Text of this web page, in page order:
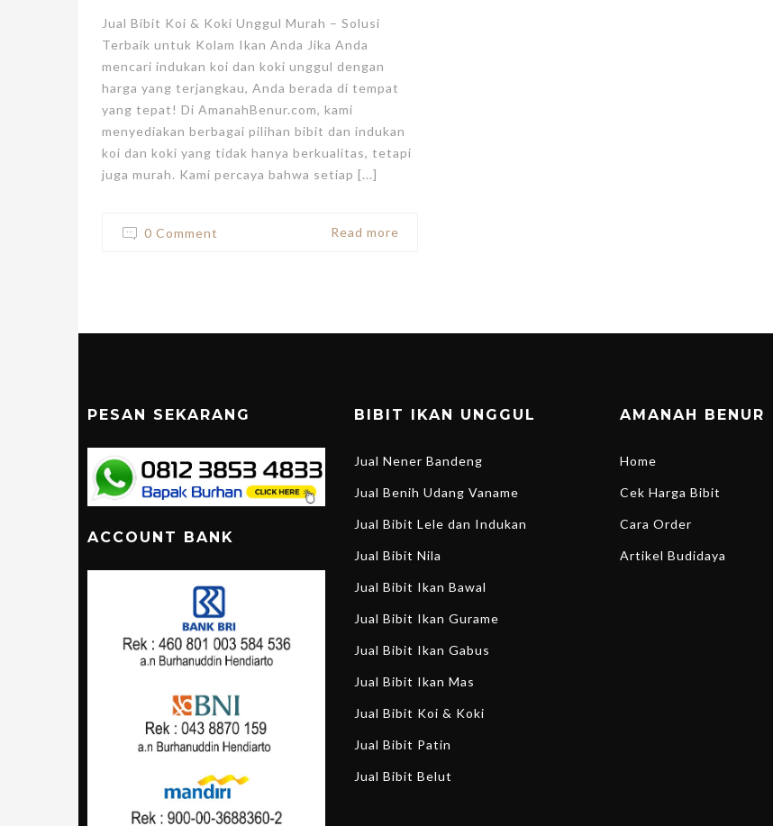
Jual Bibit Koi & Koki Unggul Murah – Solusi
Terbaik untuk Kolam Ikan Anda Jika Anda
mencari indukan koi dan koki unggul dengan
harga yang terjangkau, Anda berada di tempat
yang tepat! Di AmanahBenur.com, kami
menyediakan berbagai pilihan bibit dan indukan
koi dan koki yang tidak hanya berkualitas, tetapi
juga murah. Kami percaya bahwa setiap [...]
0 Comment Read more
PESAN SEKARANG
ACCOUNT BANK
BIBIT IKAN UNGGUL
Jual Nener Bandeng
Jual Benih Udang Vaname
Jual Bibit Lele dan Indukan
Jual Bibit Nila
Jual Bibit Ikan Bawal
Jual Bibit Ikan Gurame
Jual Bibit Ikan Gabus
Jual Bibit Ikan Mas
Jual Bibit Koi & Koki
Jual Bibit Patin
Jual Bibit Belut
AMANAH BENUR
Home
Cek Harga Bibit
Cara Order
Artikel Budidaya